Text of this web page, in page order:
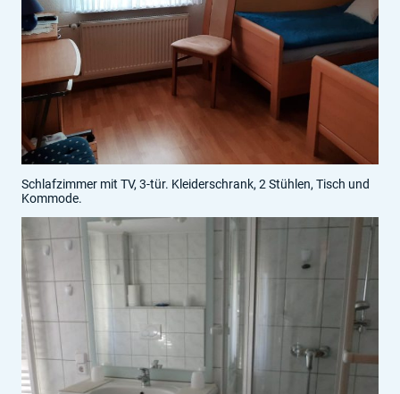
Schlafzimmer mit TV, 3-tür. Kleiderschrank, 2 Stühlen, Tisch und
Kommode.